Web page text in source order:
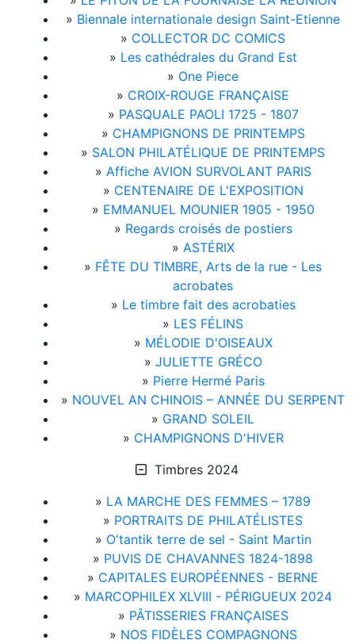
» Biennale internationale design Saint-Etienne
» COLLECTOR DC COMICS
» Les cathédrales du Grand Est
» One Piece
» CROIX-ROUGE FRANÇAISE
» PASQUALE PAOLI 1725 - 1807
» CHAMPIGNONS DE PRINTEMPS
» SALON PHILATÉLIQUE DE PRINTEMPS
» Affiche AVION SURVOLANT PARIS
» CENTENAIRE DE L'EXPOSITION
» EMMANUEL MOUNIER 1905 - 1950
» Regards croisés de postiers
» ASTÉRIX
» FÊTE DU TIMBRE, Arts de la rue - Les
acrobates
» Le timbre fait des acrobaties
» LES FÉLINS
» MÉLODIE D'OISEAUX
» JULIETTE GRÉCO
» Pierre Hermé Paris
» NOUVEL AN CHINOIS – ANNÉE DU SERPENT
» GRAND SOLEIL
» CHAMPIGNONS D'HIVER
Timbres 2024
» LA MARCHE DES FEMMES – 1789
» PORTRAITS DE PHILATÉLISTES
» O'tantik terre de sel - Saint Martin
» PUVIS DE CHAVANNES 1824-1898
» CAPITALES EUROPÉENNES - BERNE
» MARCOPHILEX XLVIII - PÉRIGUEUX 2024
» PÂTISSERIES FRANÇAISES
» NOS FIDÈLES COMPAGNONS